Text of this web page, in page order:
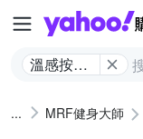
溫感按摩
MRF健身大師